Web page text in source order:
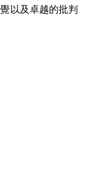
以及卓越的批判